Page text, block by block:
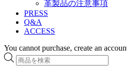
革製品の注意事項
PRESS
Q&A
ACCESS
You cannot purchase, create an
商